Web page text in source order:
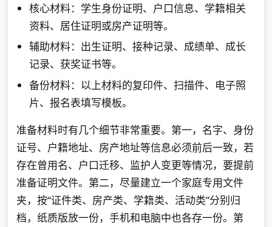
核心材料：学生身份证明、户口信息、学籍相关
资料、居住证明或房产证明等。
辅助材料：出生证明、接种记录、成绩单、成长
记录、获奖证书等。
备份材料：以上材料的复印件、扫描件、电子照
片、报名表填写模板。
准备材料时有几个细节非常重要。第一，名字、身份
证号、户籍地址、房产地址等信息必须前后一致，若
存在曾用名、户口迁移、监护人变更等情况，要提前
准备证明文件。第二，尽量建立一个家庭专用文件
夹，按“证件类、房产类、学籍类、活动类”分别归
档，纸质版放一份，手机和电脑中也各存一份。第